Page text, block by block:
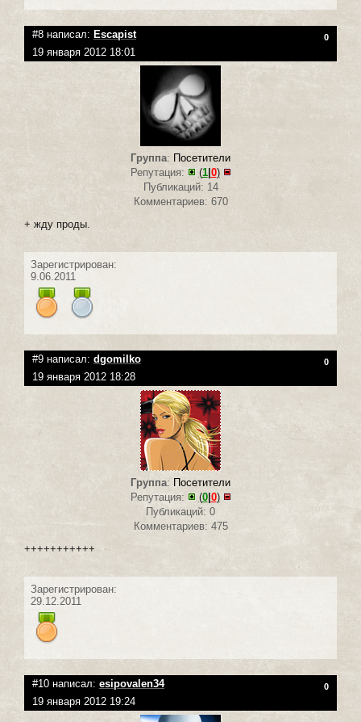
#8 написал: Escapist 0
19 января 2012 18:01
Группа: Посетители
Репутация:
(1| 0)
Публикаций: 14
Комментариев: 670
+ жду проды.
Зарегистрирован:
9.06.2011
#9 написал: dgomilko 0
19 января 2012 18:28
Группа: Посетители
Репутация:
(0| 0)
Публикаций: 0
Комментариев: 475
+++++++++++
Зарегистрирован:
29.12.2011
#10 написал: esipovalen34 0
19 января 2012 19:24